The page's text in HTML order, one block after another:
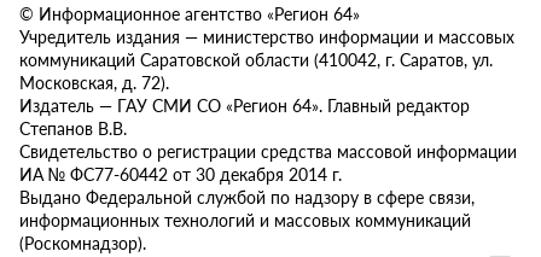
© Информационное агентство «Регион 64»
Учредитель издания — министерство информации и массовых
коммуникаций Саратовской области (410042, г. Саратов, ул.
Московская, д. 72).
Издатель — ГАУ СМИ СО «Регион 64». Главный редактор
Степанов В.В.
Свидетельство о регистрации средства массовой информации
ИА № ФС77-60442 от 30 декабря 2014 г.
Выдано Федеральной службой по надзору в сфере связи,
информационных технологий и массовых коммуникаций
(Роскомнадзор).